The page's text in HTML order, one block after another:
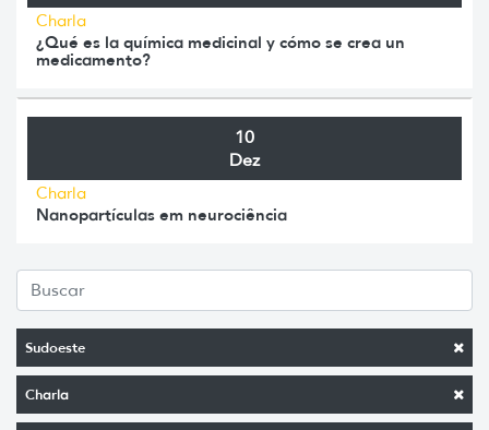
Sudoeste
Charla
Charla
¿Qué es la química medicinal y cómo se crea un
medicamento?
10
Dez
Charla
Nanopartículas em neurociência